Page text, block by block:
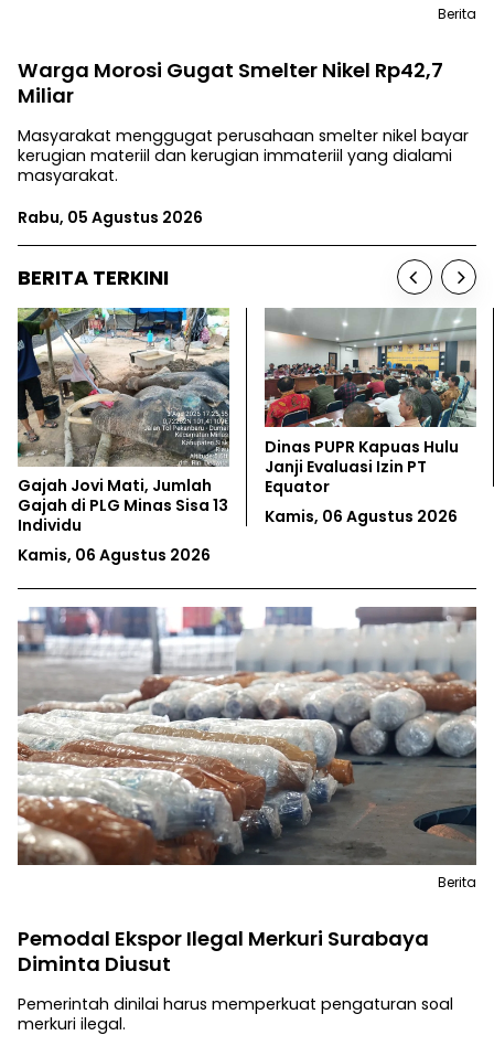
Warga Morosi Gugat Smelter Nikel Rp42,7
Miliar
Masyarakat menggugat perusahaan smelter nikel bayar
kerugian materiil dan kerugian immateriil yang dialami
masyarakat.
Rabu, 05 Agustus 2026
Berita
BERITA TERKINI
Raja Ampat Belum Aman
dari Tambang Nikel
Kamis, 06 Agustus 2026
LSM Ajukan Sengketa
Informasi Soal Rencana
Investasi di Aceh
Pemodal Ekspor Ilegal Merkuri Surabaya
Diminta Diusut
Pemerintah dinilai harus memperkuat pengaturan soal
merkuri ilegal.
Berita